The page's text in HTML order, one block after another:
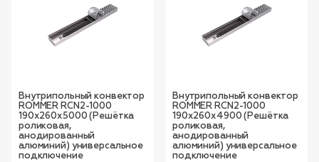
Внутрипольный конвектор
ROMMER RCN2-1000
190х260х5000 (Решётка
роликовая,
анодированный
алюминий) универсальное
подключение
Внутрипольный конвектор
ROMMER RCN2-1000
190х260х4900 (Решётка
роликовая,
анодированный
алюминий) универсальное
подключение